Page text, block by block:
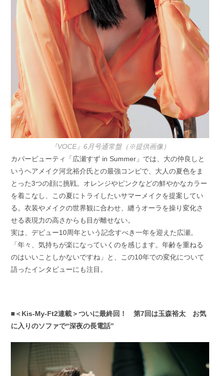
『VOCE』6月号通常盤（※提供画像）
カバービューティ「広瀬すず in Summer」では、大の仲良しと
いうヘアメイク河北裕介氏との最強コンビで、大人の夏色をま
とった3つの顔に挑戦。オレンジやピンクなどの鮮やかなカラー
を着こなし、この夏にトライしたいサマーメイクを提案してい
る。衣装やメイクの世界観に合わせ、纏うオーラを操り変化さ
せる表現力の高さからも目が離せない。
実は、デビュー10周年という記念すべき一年を迎えた広瀬。
「年々、気持ちが楽になっていくのを感じます。年齢を重ねる
のはいいことしかないですね」と、この10年での変化について
語ったインタビューにも注目。
■＜Kis-My-Ft2連載＞ついに最終回！ 第7回は玉森裕太 お気
に入りのソファで“深夜の長電話”